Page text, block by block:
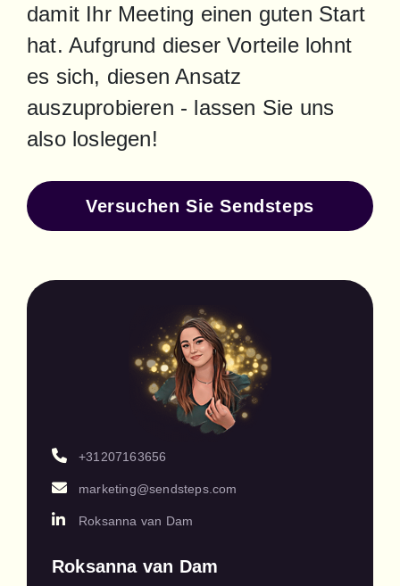
damit Ihr Meeting einen guten Start
hat. Aufgrund dieser Vorteile lohnt
es sich, diesen Ansatz
auszuprobieren - lassen Sie uns
also loslegen!
Versuchen Sie Sendsteps
+31207163656
marketing@sendsteps.com
Roksanna van Dam
Roksanna van Dam